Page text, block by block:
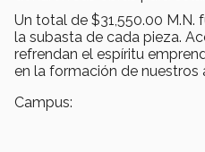
Un total de $31,550.00
la subasta de cada pieza.
refrendan el espíritu
en la formación de nuestros
Campus: